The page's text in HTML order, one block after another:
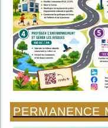
PERMANENCE